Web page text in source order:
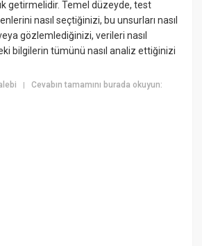
getirmelidir. Temel düzeyde, test
nasıl seçtiğinizi, bu unsurları nasıl
gözlemlediğinizi, verileri nasıl
bilgilerin tümünü nasıl analiz ettiğinizi
|Cevabın tamamını burada okuyun: